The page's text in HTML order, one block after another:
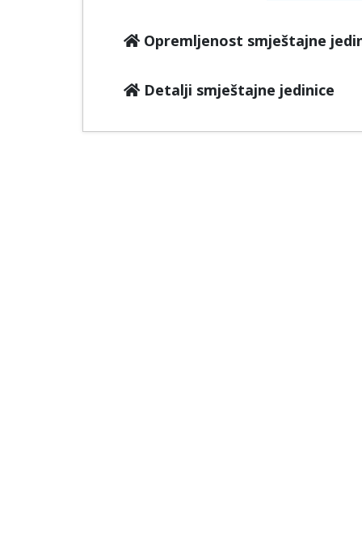
Opremljenost smještajne
Detalji smještajne jedinice